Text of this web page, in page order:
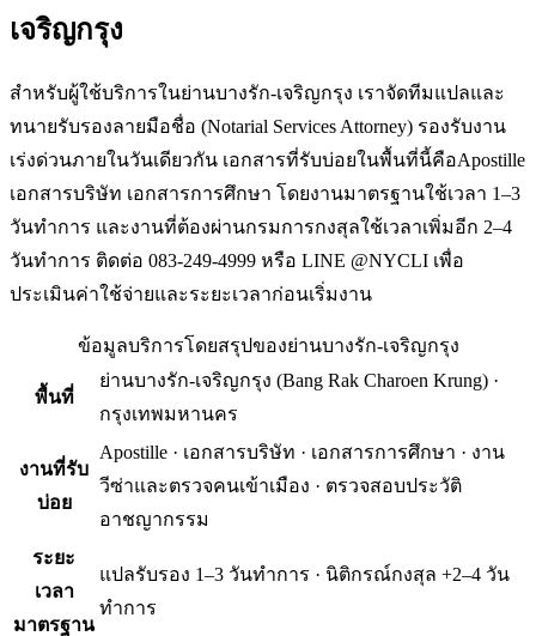
เจริญกรุง
สำหรับผู้ใช้บริการในย่านบางรัก-เจริญกรุง เราจัดทีมแปลและ
ทนายรับรองลายมือชื่อ (Notarial Services Attorney) รองรับงาน
เร่งด่วนภายในวันเดียวกัน เอกสารที่รับบ่อยในพื้นที่นี้คือApostille
เอกสารบริษัท เอกสารการศึกษา โดยงานมาตรฐานใช้เวลา 1–3
วันทำการ และงานที่ต้องผ่านกรมการกงสุลใช้เวลาเพิ่มอีก 2–4
วันทำการ ติดต่อ 083-249-4999 หรือ LINE @NYCLI เพื่อ
ประเมินค่าใช้จ่ายและระยะเวลาก่อนเริ่มงาน
ข้อมูลบริการโดยสรุปของย่านบางรัก-เจริญกรุง
พื้นที่
ย่านบางรัก-เจริญกรุง (Bang Rak Charoen Krung) ·
กรุงเทพมหานคร
งานที่รับ
บ่อย
Apostille · เอกสารบริษัท · เอกสารการศึกษา · งาน
วีซ่าและตรวจคนเข้าเมือง · ตรวจสอบประวัติ
อาชญากรรม
ระยะ
เวลา
มาตรฐาน
แปลรับรอง 1–3 วันทำการ · นิติกรณ์กงสุล +2–4 วัน
ทำการ